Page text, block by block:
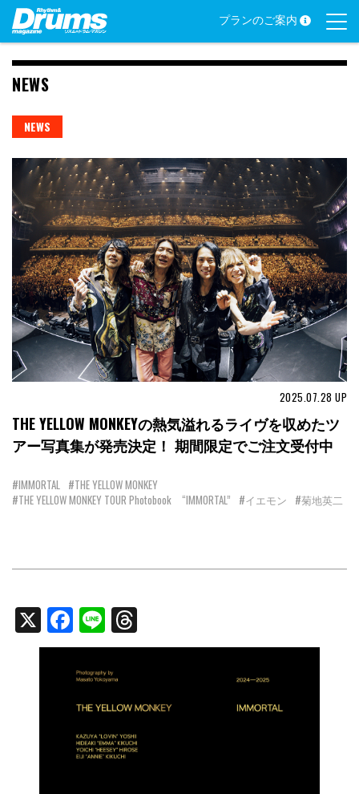
Skip
content
プランのご案内
NEWS
NEWS
2025.07.28 UP
THE YELLOW MONKEYの熱気溢れるライヴを収めたツ
アー写真集が発売決定！ 期間限定でご注文受付中
#IMMORTAL
#THE YELLOW MONKEY
#THE YELLOW MONKEY TOUR Photobook “IMMORTAL” #イエモン #菊地英二
X Facebook
Line